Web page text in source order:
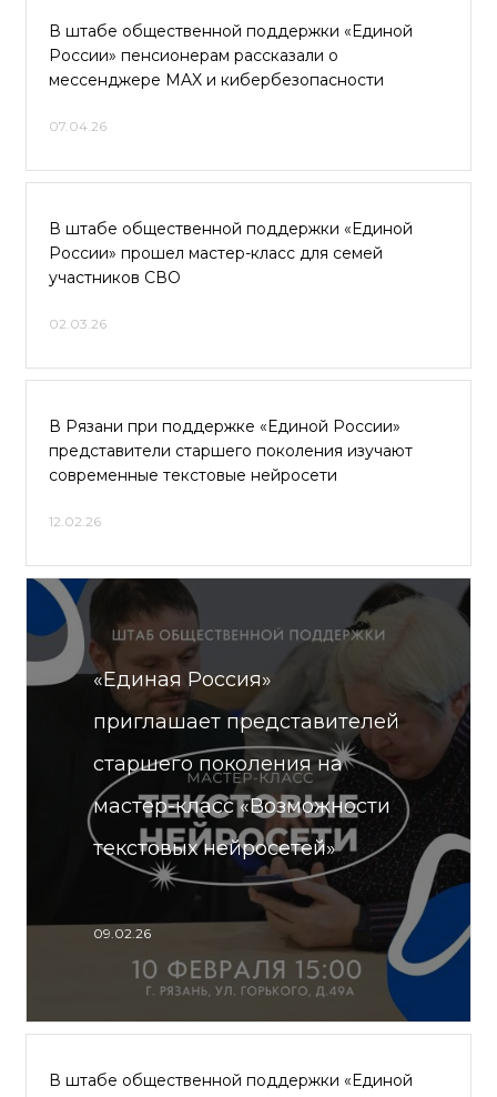
В штабе общественной поддержки «Единой
России» пенсионерам рассказали о
мессенджере MAX и кибербезопасности
07.04.26
В штабе общественной поддержки «Единой
России» прошел мастер-класс для семей
участников СВО
02.03.26
В Рязани при поддержке «Единой России»
представители старшего поколения изучают
современные текстовые нейросети
12.02.26
«Единая Россия»
приглашает представителей
старшего поколения на
мастер-класс «Возможности
текстовых нейросетей»
09.02.26
В штабе общественной поддержки «Единой